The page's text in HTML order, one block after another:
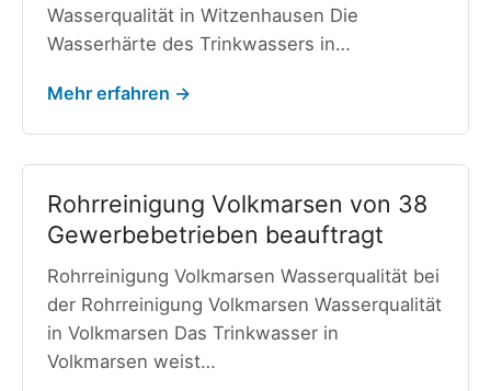
Wasserqualität in Witzenhausen Die
Wasserhärte des Trinkwassers in…
Mehr erfahren →
Rohrreinigung Volkmarsen von 38
Gewerbebetrieben beauftragt
Rohrreinigung Volkmarsen Wasserqualität bei
der Rohrreinigung Volkmarsen Wasserqualität
in Volkmarsen Das Trinkwasser in
Volkmarsen weist…